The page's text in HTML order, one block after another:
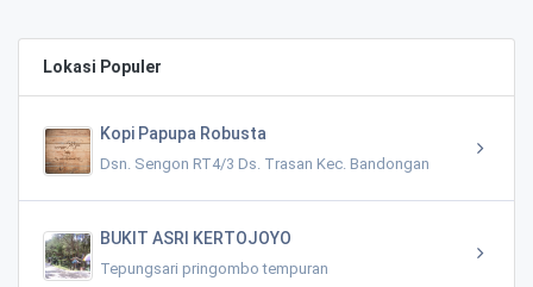
Lokasi Populer
Kopi Papupa Robusta
Dsn. Sengon RT4/3 Ds. Trasan Kec. Bandongan
BUKIT ASRI KERTOJOYO
Tepungsari pringombo tempuran